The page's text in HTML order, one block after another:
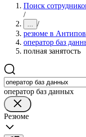
Поиск
/
... /
резюме в
оператор баз
полная занятость
оператор баз данных
Резюме